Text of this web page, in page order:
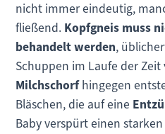
nicht immer eindeutig,
fließend. Kopfgneis muss
behandelt werden,
Schuppen im Laufe der Zeit
Milchschorfhingegen
Bläschen, die auf eine
Baby verspürt einen starken